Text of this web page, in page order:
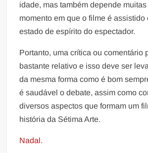
idade, mas também depende
momento em que o filme é assistido
estado de espírito do espectador.
Portanto, uma crítica ou comentário
bastante relativo e isso deve ser
da mesma forma como é bom
é saudável o debate, assim como
diversos aspectos que formam um
história da Sétima Arte.
Nadal.